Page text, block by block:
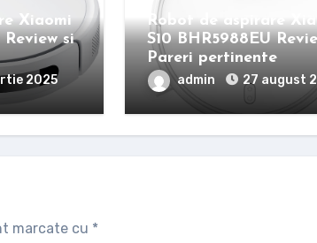
Xiaomi
Review si
2025
Robot de aspirare
S10 BHR5988EU
Pareri pertinente
admin 27 august
marcate cu *